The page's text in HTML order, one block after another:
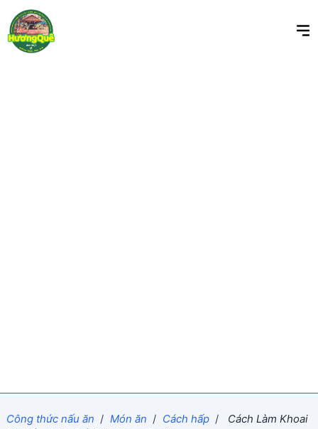
Công thức nấu ăn / Món ăn / Cách hấp /
Cách Làm Khoai